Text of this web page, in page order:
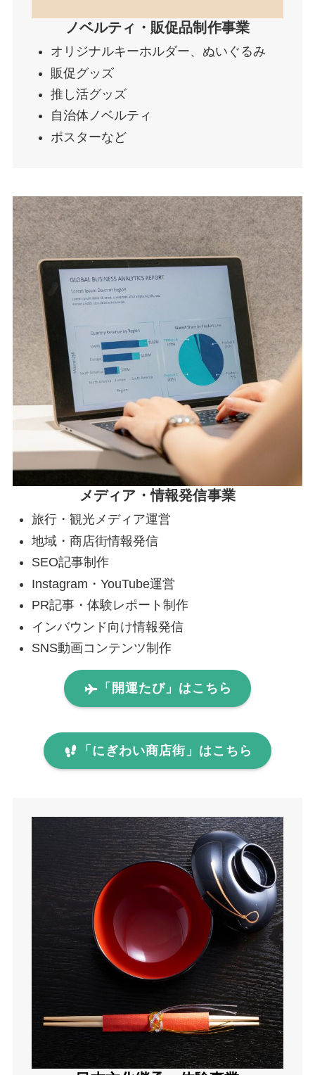
ノベルティ・販促品制作事業
オリジナルキーホルダー、ぬいぐるみ
販促グッズ
推し活グッズ
自治体ノベルティ
ポスターなど
メディア・情報発信事業
旅行・観光メディア運営
地域・商店街情報発信
SEO記事制作
Instagram・YouTube運営
PR記事・体験レポート制作
インバウンド向け情報発信
SNS動画コンテンツ制作
「開運たび」はこちら
「にぎわい商店街」はこちら